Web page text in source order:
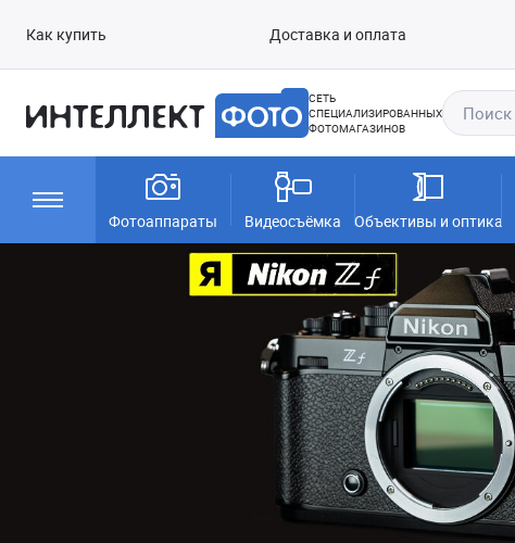
Как купить Доставка и оплата
СЕТЬ
СПЕЦИАЛИЗИРОВАННЫХ
ФОТОМАГАЗИНОВ
Фотоаппараты Видеосъёмка Объективы и оптика